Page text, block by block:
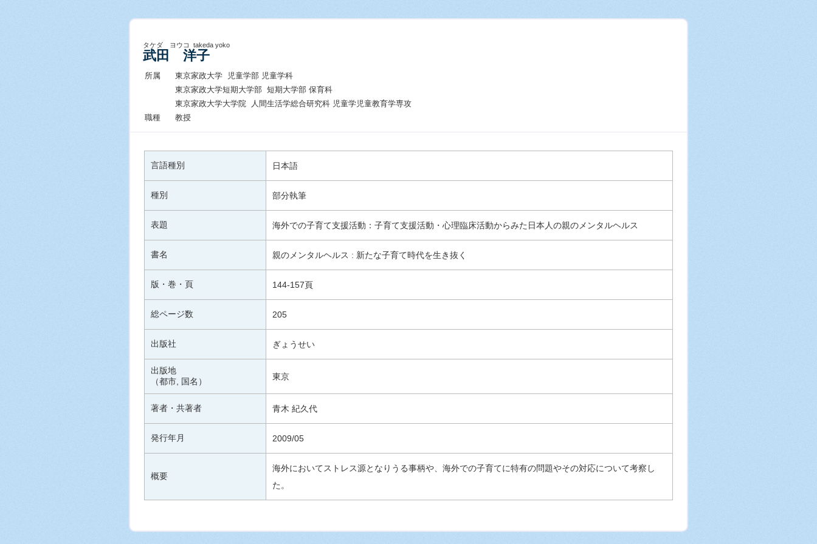
タケダ ヨウコ takeda yoko
武田 洋子
所属
東京家政大学 児童学部 児童学科
東京家政大学短期大学部 短期大学部 保育科
東京家政大学大学院 人間生活学総合研究科 児童学児童教育学専攻
職種
教授
言語種別 日本語
種別 部分執筆
表題 海外での子育て支援活動：子育て支援活動・心理臨床活動からみた日本人の親のメンタルヘルス
書名 親のメンタルヘルス : 新たな子育て時代を生き抜く
版・巻・頁 144-157頁
総ページ数 205
出版社 ぎょうせい
出版地
（都市, 国名）
東京
著者・共著者 青木 紀久代
発行年月 2009/05
概要
海外においてストレス源となりうる事柄や、海外での子育てに特有の問題やその対応について考察し
た。